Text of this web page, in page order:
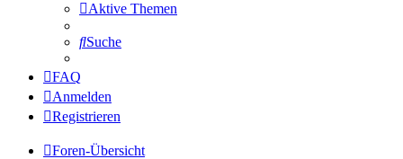
Aktive Themen
Suche
FAQ
Anmelden
Registrieren
Foren-Übersicht